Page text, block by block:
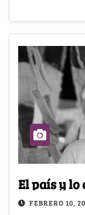
El país y lo
FEBRERO 10,